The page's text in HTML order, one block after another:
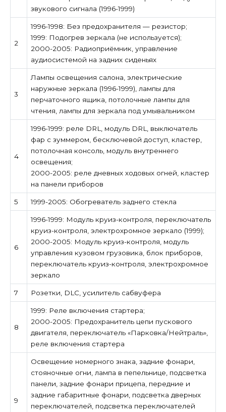
звукового сигнала (1996-1999)
2
1996-1998: Без предохранителя — резистор;
1999: Подогрев зеркала (не используется);
2000-2005: Радиоприёмник, управление
аудиосистемой на задних сиденьях
3
Лампы освещения салона, электрические
наружные зеркала (1996-1999), лампы для
перчаточного ящика, потолочные лампы для
чтения, лампы для зеркала под умывальником
4
1996-1999: реле DRL, модуль DRL, выключатель
фар с зуммером, бесключевой доступ, кластер,
потолочная консоль, модуль внутреннего
освещения;
2000-2005: реле дневных ходовых огней, кластер
на панели приборов
5 1999-2005: Обогреватель заднего стекла
6
1996-1999: Модуль круиз-контроля, переключатель
круиз-контроля, электрохромное зеркало (1999);
2000-2005: Модуль круиз-контроля, модуль
управления кузовом грузовика, блок приборов,
переключатель круиз-контроля, электрохромное
зеркало
7 Розетки, DLC, усилитель сабвуфера
8
1999: Реле включения стартера;
2000-2005: Предохранитель цепи пускового
двигателя, переключатель «Парковка/Нейтраль»,
реле включения стартера
9
Освещение номерного знака, задние фонари,
стояночные огни, лампа в пепельнице, подсветка
панели, задние фонари прицепа, передние и
задние габаритные фонари, подсветка дверных
переключателей, подсветка переключателей